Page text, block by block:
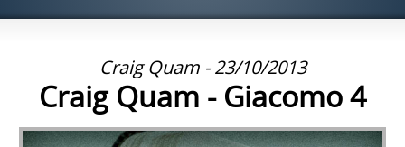
Craig Quam - 23/10/2013
Craig Quam - Giacomo 4